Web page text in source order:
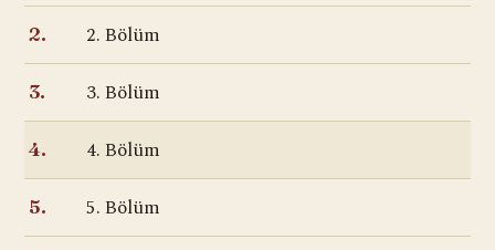
2. 2. Bölüm
3. 3. Bölüm
4. 4. Bölüm
5. 5. Bölüm